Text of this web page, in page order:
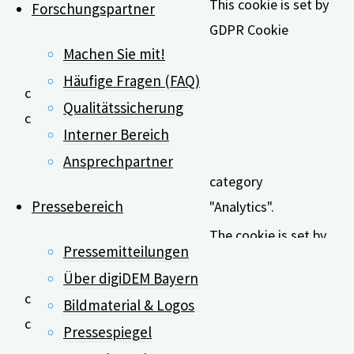
Forschungspartner
Machen Sie mit!
Häufige Fragen (FAQ)
Qualitätssicherung
Interner Bereich
Ansprechpartner
Pressebereich
Pressemitteilungen
Über digiDEM Bayern
Bildmaterial & Logos
Pressespiegel
cookielawinfo-
checkbox-analytics
11
months
This cookie is set by
GDPR Cookie
category
"Analytics".
cookielawinfo-
checkbox-functional
The cookie is set by